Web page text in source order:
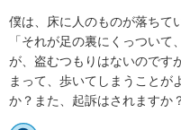
僕は、床に人のものが落ちて
「それが足の裏にくっつい
が、盗むつもりはないのです
まって、歩いてしまうことが
か？また、起訴はされますか